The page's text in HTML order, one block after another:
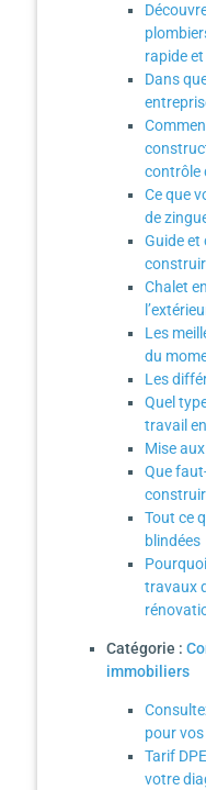
rapide
Dans
contrôle
Ce que
de
Guide et
Chalet
Les
du
Les
Quel
travail
Mise
Que
Tout ce
blindées
travaux
Catégorie :
immobiliers
pour
Tarif
votre